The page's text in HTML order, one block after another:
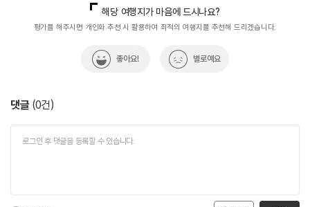
열린관광콘텐츠팀(열린관광-모두의여행)
033-738-3425
해당 여행지가 마음에 드시나요?
평가를 해주시면 개인화 추천 시 활용하여 최적의 여행지를 추천해 드리겠습니다.
좋아요! 별로예요
댓글 (0건)